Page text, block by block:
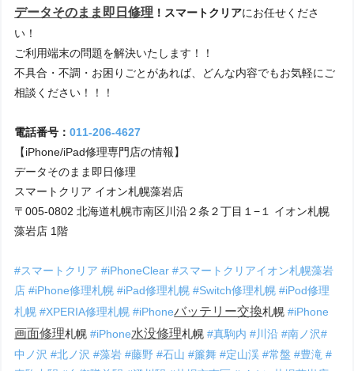
データそのまま 即日修理 ！スマートクリアにお任せくださ
い！
ご利用端末の問題を解決いたします！！
不具合・不調・お困りごとがあれば、どんな内容でもお気軽にご
相談ください！！！
電話番号：011-206-4627
【iPhone/iPad修理専門店の情報】
データそのまま即日修理
スマートクリア イオン札幌藻岩店
〒005-0802 北海道札幌市南区川沿２条２丁目１−１ イオン札幌
藻岩店 1階
#スマートクリア #iPhoneClear #スマートクリアイオン札幌藻岩
店 #iPhone修理札幌 #iPad修理札幌 #Switch修理札幌 #iPod修理
札幌 #XPERIA修理札幌 #iPhoneバッテリー交換札幌 #iPhone
画面修理札幌 #iPhone水没修理札幌 #真駒内 #川沿 #南ノ沢#
中ノ沢 #北ノ沢 #藻岩 #藤野 #石山 #簾舞 #定山渓 #常盤 #豊滝 #